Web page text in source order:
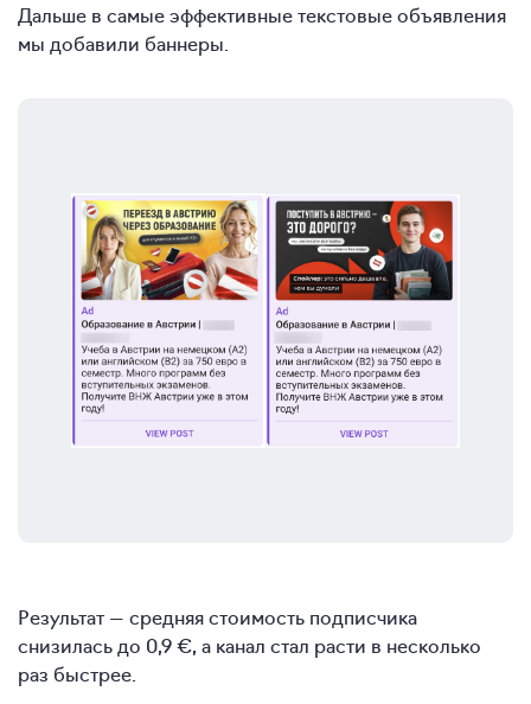
Дальше в самые эффективные текстовые объявления
мы добавили баннеры.
Результат — средняя стоимость подписчика
снизилась до 0,9 €, а канал стал расти в несколько
раз быстрее.